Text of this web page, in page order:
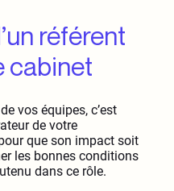
référent
cabinet
vos équipes, c’est
de votre
que son impact soit
les bonnes conditions
dans ce rôle.